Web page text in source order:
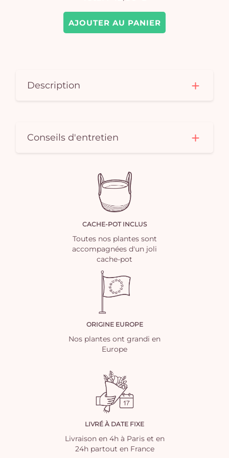
AJOUTER AU PANIER
Description
Conseils d'entretien
CACHE-POT INCLUS
Toutes nos plantes sont
accompagnées d'un joli
cache-pot
ORIGINE EUROPE
Nos plantes ont grandi en
Europe
LIVRÉ À DATE FIXE
Livraison en 4h à Paris et en
24h partout en France